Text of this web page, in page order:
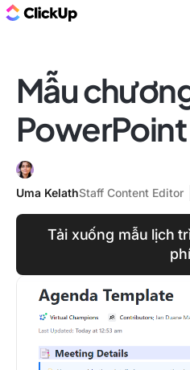
Mẫu
Uma KelathStaff Content Editor
Tải xuống mẫu lịch
phí